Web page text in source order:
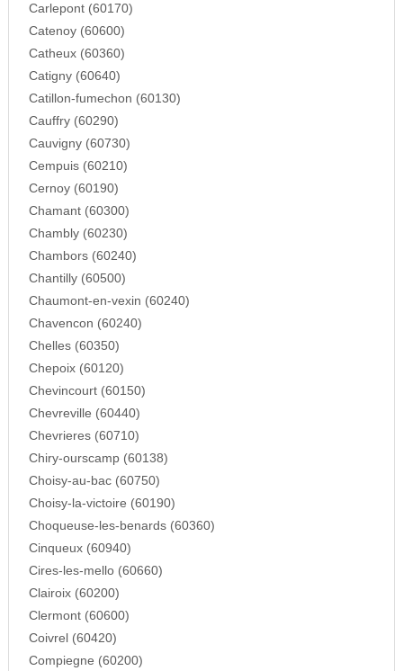
Carlepont (60170)
Catenoy (60600)
Catheux (60360)
Catigny (60640)
Catillon-fumechon (60130)
Cauffry (60290)
Cauvigny (60730)
Cempuis (60210)
Cernoy (60190)
Chamant (60300)
Chambly (60230)
Chambors (60240)
Chantilly (60500)
Chaumont-en-vexin (60240)
Chavencon (60240)
Chelles (60350)
Chepoix (60120)
Chevincourt (60150)
Chevreville (60440)
Chevrieres (60710)
Chiry-ourscamp (60138)
Choisy-au-bac (60750)
Choisy-la-victoire (60190)
Choqueuse-les-benards (60360)
Cinqueux (60940)
Cires-les-mello (60660)
Clairoix (60200)
Clermont (60600)
Coivrel (60420)
Compiegne (60200)